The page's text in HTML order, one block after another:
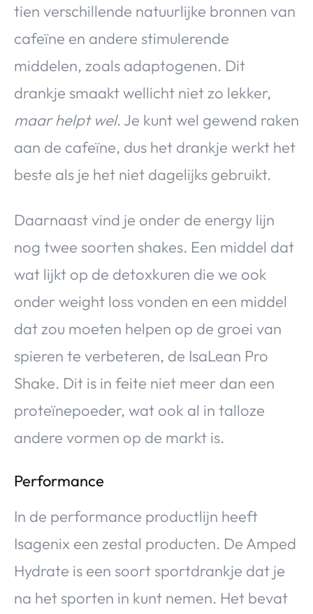
tien verschillende natuurlijke bronnen van
cafeïne en andere stimulerende
middelen, zoals adaptogenen. Dit
drankje smaakt wellicht niet zo lekker,
maar helpt wel. Je kunt wel gewend raken
aan de cafeïne, dus het drankje werkt het
beste als je het niet dagelijks gebruikt.
Daarnaast vind je onder de energy lijn
nog twee soorten shakes. Een middel dat
wat lijkt op de detoxkuren die we ook
onder weight loss vonden en een middel
dat zou moeten helpen op de groei van
spieren te verbeteren, de IsaLean Pro
Shake. Dit is in feite niet meer dan een
proteïnepoeder, wat ook al in talloze
andere vormen op de markt is.
Performance
In de performance productlijn heeft
Isagenix een zestal producten. De Amped
Hydrate is een soort sportdrankje dat je
na het sporten in kunt nemen. Het bevat